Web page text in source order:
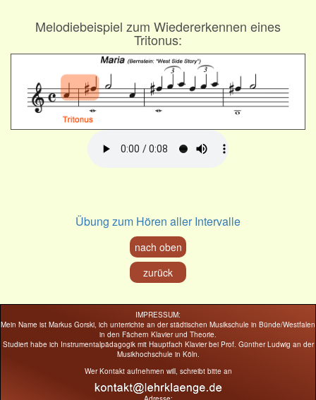
Melodiebeispiel zum Wiedererkennen eines
Tritonus:
Übung zum Hören aller Intervalle
nach oben
zurück
IMPRESSUM:
Mein Name ist Markus Gorski, ich unterrichte an der städtischen Musikschule in Bünde/Westfalen
in den Fächern Klavier und Theorie.
Studiert habe ich Instrumentalpädagogik mit Hauptfach Klavier bei Prof. Günther Ludwig an der
Musikhochschule in Köln.
Wer Kontakt aufnehmen will, schreibt bitte an